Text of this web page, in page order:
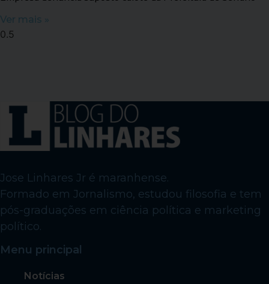
Ver mais »
Jose Linhares Jr é maranhense.
Formado em Jornalismo, estudou filosofia e tem
pós-graduações em ciência política e marketing
político.
Menu principal
Notícias